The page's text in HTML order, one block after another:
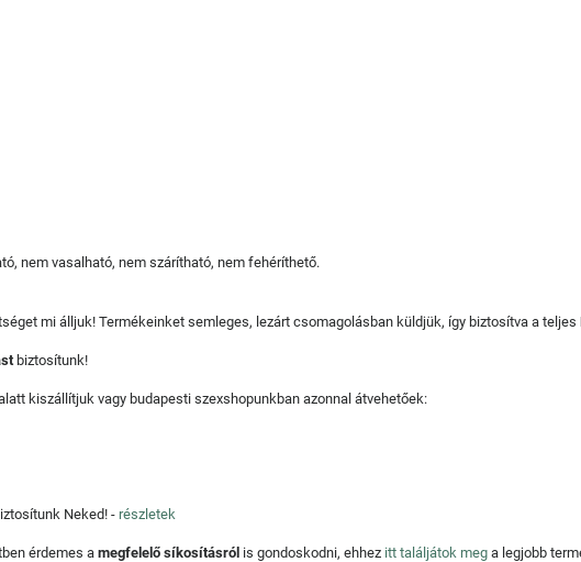
nem vasalható, nem szárítható, nem fehéríthető.
mi álljuk! Termékeinket semleges, lezárt csomagolásban küldjük, így biztosítva a teljes
biztosítunk!
kiszállítjuk vagy budapesti szexshopunkban azonnal átvehetőek:
Neked! - részletek
érdemes amegfelelő síkosításról is gondoskodni, ehhez itt találjátok meg a legjobb